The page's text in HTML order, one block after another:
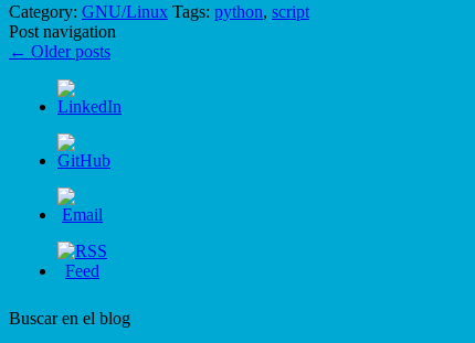
Category: GNU/Linux Tags: python, script
Post navigation
← Older posts
Buscar en el blog